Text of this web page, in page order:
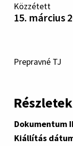
Közzétett
15. március
Prepravné TJ
Részletek
Dokumentum
Kiállítás